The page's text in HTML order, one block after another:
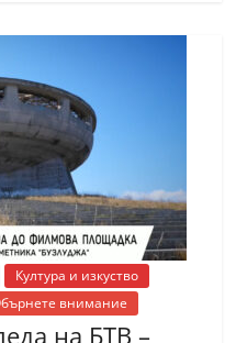
Култура и изкуство
внимание
на БТВ –